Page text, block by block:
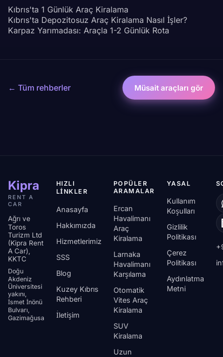
Kıbrıs'ta 1 Günlük Araç Kiralama
Kıbrıs'ta Depozitosuz Araç Kiralama Nasıl İşler?
Karpaz Yarımadası: Araçla 1-2 Günlük Rota
← Tüm rehberler Müsait araçları gör
Kipra
RENT A
CAR
Ağrı ve
Toros
Turizm Ltd
(Kipra Rent
A Car),
KKTC
Doğu
Akdeniz
Üniversitesi
yakını,
İsmet İnönü
Bulvarı,
Gazimağusa
HIZLI
LINKLER
Anasayfa
Hakkımızda
Hizmetlerimiz
SSS
Blog
Kuzey Kıbrıs
Rehberi
İletişim
POPÜLER
ARAMALAR
Ercan
Havalimanı
Araç
Kiralama
Larnaka
Havalimanı
Karşılama
Otomatik
Vites Araç
Kiralama
SUV
Kiralama
Uzun
YASAL
Kullanım
Koşulları
Gizlilik
Politikası
Çerez
Politikası
Aydınlatma
Metni